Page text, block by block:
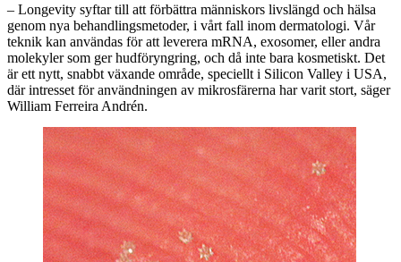
– Longevity syftar till att förbättra människors livslängd och hälsa
genom nya behandlingsmetoder, i vårt fall inom dermatologi. Vår
teknik kan användas för att leverera mRNA, exosomer, eller andra
molekyler som ger hudföryngring, och då inte bara kosmetiskt. Det
är ett nytt, snabbt växande område, speciellt i Silicon Valley i USA,
där intresset för användningen av mikrosfärerna har varit stort, säger
William Ferreira Andrén.